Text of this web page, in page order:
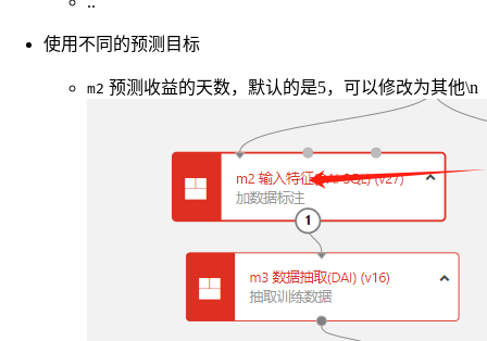
使用不同的预测目标
m2 预测收益的天数，默认的是5，可以修改为其他\n